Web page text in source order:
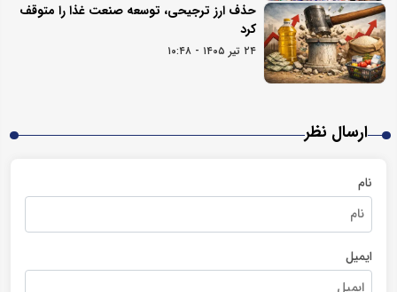
حذف ارز ترجیحی، توسعه صنعت غذا را متوقف
کرد
۲۴ تیر ۱۴۰۵ - ۱۰:۴۸
ارسال نظر
نام
ایمیل